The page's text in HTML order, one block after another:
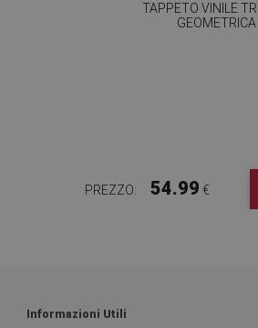
TAPPETO VINILE
GEOMETRICA
PREZZO: 54.99 €
Informazioni Utili